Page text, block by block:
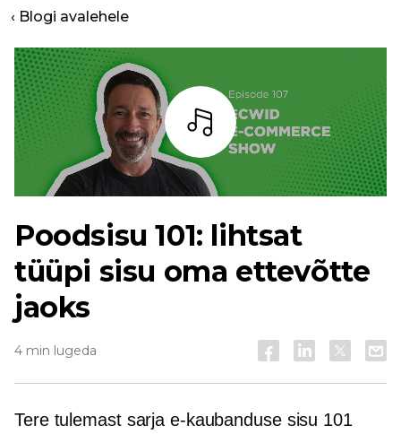
‹ Blogi avalehele
Kuulama
Poodsisu 101: lihtsat
tüüpi sisu oma ettevõtte
jaoks
4 min lugeda
Tere tulemast sarja e-kaubanduse sisu 101